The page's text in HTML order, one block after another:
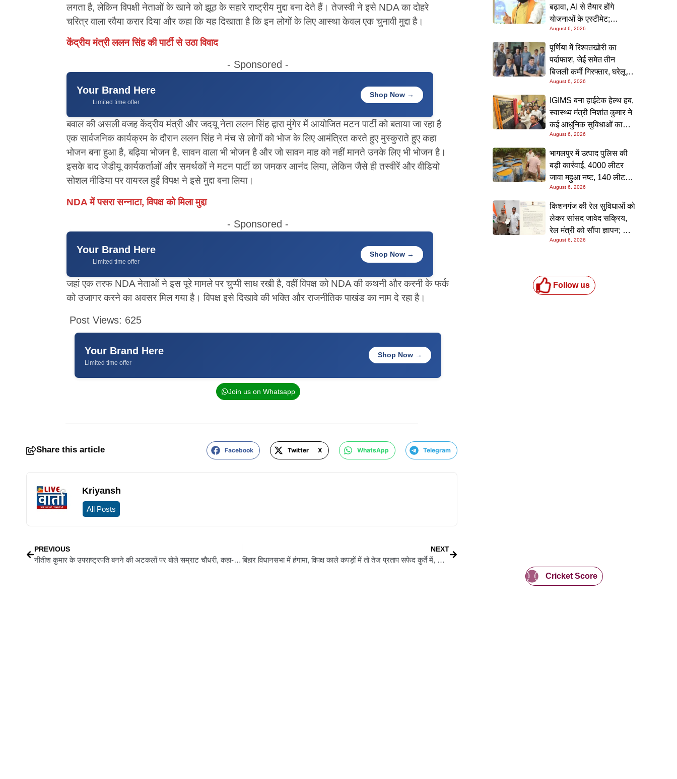
लगता है, लेकिन विपक्षी नेताओं के खाने को झूठ के सहारे राष्ट्रीय मुद्दा बना देते हैं। तेजस्वी ने इसे NDA का दोहरे
चरित्र वाला रवैया करार दिया और कहा कि यह दिखाता है कि इन लोगों के लिए आस्था केवल एक चुनावी मुद्दा है।
केंद्रीय मंत्री ललन सिंह की पार्टी से उठा विवाद
- Sponsored -
Your Brand Here
Limited time offer
Shop Now →
बवाल की असली वजह केंद्रीय मंत्री और जदयू नेता ललन सिंह द्वारा मुंगेर में आयोजित मटन पार्टी को बताया जा रहा है
एक सार्वजनिक कार्यक्रम के दौरान ललन सिंह ने मंच से लोगों को भोज के लिए आमंत्रित करते हुए मुस्कुराते हुए कहा
भोजन बना हुआ है, बढ़िया भोजन है, सावन वाला भी भोजन है और जो सावन माह को नहीं मानते उनके लिए भी भोजन है।
इसके बाद जेडीयू कार्यकर्ताओं और समर्थकों ने मटन पार्टी का जमकर आनंद लिया, लेकिन जैसे ही तस्वीरें और वीडियो
सोशल मीडिया पर वायरल हुईं विपक्ष ने इसे मुद्दा बना लिया।
NDA में पसरा सन्नाटा, विपक्ष को मिला मुद्दा
- Sponsored -
Your Brand Here
Limited time offer
Shop Now →
जहां एक तरफ NDA नेताओं ने इस पूरे मामले पर चुप्पी साध रखी है, वहीं विपक्ष को NDA की कथनी और करनी के फर्क
को उजागर करने का अवसर मिल गया है। विपक्ष इसे दिखावे की भक्ति और राजनीतिक पाखंड का नाम दे रहा है।
Post Views: 625
Your Brand Here
Limited time offer
Shop Now →
Join us on Whatsapp
Share this article Facebook Twitter X WhatsApp Telegram
Kriyansh
All Posts
PREVIOUS
नीतीश कुमार के उपराष्ट्रपति बनने की अटकलों पर बोले सम्राट चौधरी, कहा- फैसला बीजेपी और एनडीए नेतृत्व का अधिकार
NEXT
बिहार विधानसभा में हंगामा, विपक्ष काले कपड़ों में तो तेज प्रताप सफेद कुर्ते में, कहा- “शनिचरा ग्रह है मेरे ऊपर”
बढ़ावा, AI से तैयार होंगे
योजनाओं के एस्टीमेट;
मुख्यमंत्री ने परियोजना
निगरानी पोर्टल किया लॉन्च
August 6, 2026
पूर्णिया में रिश्वतखोरी का
पर्दाफाश, जेई समेत तीन
बिजली कर्मी गिरफ्तार, घरेलू
कनेक्शन के नाम पर मांगे जा रहे
थे 15 हजार रुपये, निगरानी
टीम ने रंगे हाथ पकड़ा
August 6, 2026
IGIMS बना हाईटेक हेल्थ हब,
स्वास्थ्य मंत्री निशांत कुमार ने
कई आधुनिक सुविधाओं का
किया उद्घाटन; गंभीर मरीजों
के इलाज में आएगा बड़ा सुधार
August 6, 2026
भागलपुर में उत्पाद पुलिस की
बड़ी कार्रवाई, 4000 लीटर
जावा महुआ नष्ट, 140 लीटर
चुलाई शराब बरामद; आरोपी
फरार
August 6, 2026
किशनगंज की रेल सुविधाओं को
लेकर सांसद जावेद सक्रिय,
रेल मंत्री को सौंपा ज्ञापन; दो
आरओबी समेत कई मांगें उठाईं
August 6, 2026
Follow us
Cricket Score